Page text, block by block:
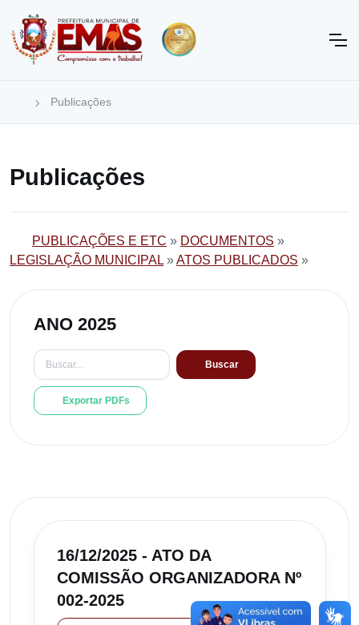
Publicações
Publicações
PUBLICAÇÕES E ETC » DOCUMENTOS »
LEGISLAÇÃO MUNICIPAL »ATOS PUBLICADOS »
ANO 2025
Buscar
Exportar PDFs
16/12/2025 - ATO DA
COMISSÃO ORGANIZADORA Nº
002-2025